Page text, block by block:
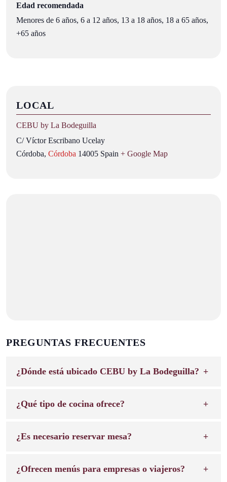
Edad recomendada
Menores de 6 años, 6 a 12 años, 13 a 18 años, 18 a 65 años,
+65 años
LOCAL
CEBU by La Bodeguilla
C/ Víctor Escribano Ucelay
Córdoba, Córdoba 14005 Spain + Google Map
PREGUNTAS FRECUENTES
¿Dónde está ubicado CEBU by La Bodeguilla?
¿Qué tipo de cocina ofrece?
¿Es necesario reservar mesa?
¿Ofrecen menús para empresas o viajeros?